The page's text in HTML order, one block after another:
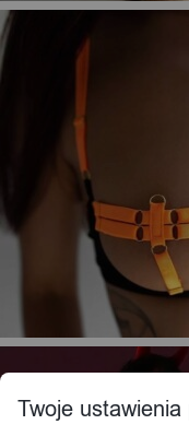
Twoje ustawienia